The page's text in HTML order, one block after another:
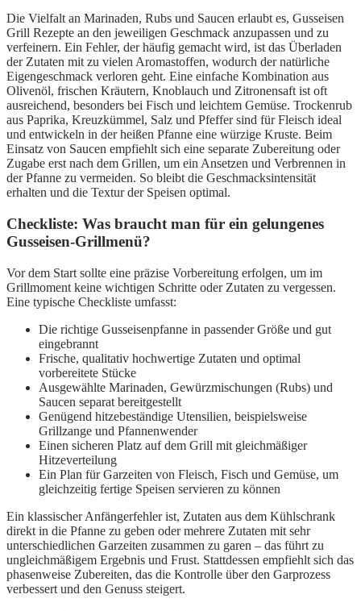
Die Vielfalt an Marinaden, Rubs und Saucen erlaubt es, Gusseisen
Grill Rezepte an den jeweiligen Geschmack anzupassen und zu
verfeinern. Ein Fehler, der häufig gemacht wird, ist das Überladen
der Zutaten mit zu vielen Aromastoffen, wodurch der natürliche
Eigengeschmack verloren geht. Eine einfache Kombination aus
Olivenöl, frischen Kräutern, Knoblauch und Zitronensaft ist oft
ausreichend, besonders bei Fisch und leichtem Gemüse. Trockenrub
aus Paprika, Kreuzkümmel, Salz und Pfeffer sind für Fleisch ideal
und entwickeln in der heißen Pfanne eine würzige Kruste. Beim
Einsatz von Saucen empfiehlt sich eine separate Zubereitung oder
Zugabe erst nach dem Grillen, um ein Ansetzen und Verbrennen in
der Pfanne zu vermeiden. So bleibt die Geschmacksintensität
erhalten und die Textur der Speisen optimal.
Checkliste: Was braucht man für ein gelungenes
Gusseisen-Grillmenü?
Vor dem Start sollte eine präzise Vorbereitung erfolgen, um im
Grillmoment keine wichtigen Schritte oder Zutaten zu vergessen.
Eine typische Checkliste umfasst:
Die richtige Gusseisenpfanne in passender Größe und gut
eingebrannt
Frische, qualitativ hochwertige Zutaten und optimal
vorbereitete Stücke
Ausgewählte Marinaden, Gewürzmischungen (Rubs) und
Saucen separat bereitgestellt
Genügend hitzebeständige Utensilien, beispielsweise
Grillzange und Pfannenwender
Einen sicheren Platz auf dem Grill mit gleichmäßiger
Hitzeverteilung
Ein Plan für Garzeiten von Fleisch, Fisch und Gemüse, um
gleichzeitig fertige Speisen servieren zu können
Ein klassischer Anfängerfehler ist, Zutaten aus dem Kühlschrank
direkt in die Pfanne zu geben oder mehrere Zutaten mit sehr
unterschiedlichen Garzeiten zusammen zu garen – das führt zu
ungleichmäßigem Ergebnis und Frust. Stattdessen empfiehlt sich das
phasenweise Zubereiten, das die Kontrolle über den Garprozess
verbessert und den Genuss steigert.